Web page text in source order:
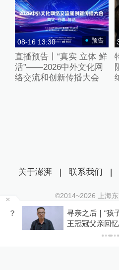
08-16 13:30 预告
直播预告丨“真实 立体 鲜
活”——2026中外文化网
络交流和创新传播大会
寻亲之后｜“孩子
王冠冠父亲回忆失
关于澎湃 | 联系我们 |
©2014~2026 上海
沪ICP证：沪B2-
互联网新闻信息服务许
沪公网安备